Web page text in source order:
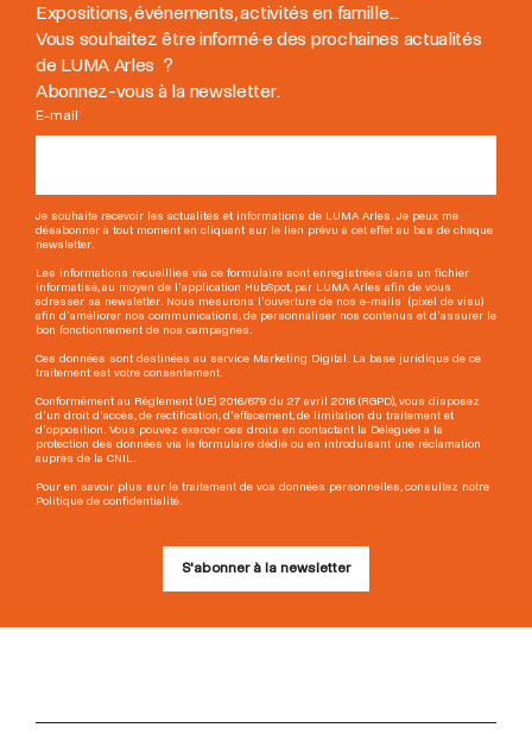
Expositions, événements, activités en famille...
Vous souhaitez être informé·e des prochaines actualités
de LUMA Arles ?
Abonnez-vous à la newsletter.
E-mail *
Je souhaite recevoir les actualités et informations de LUMA Arles. Je peux me
désabonner à tout moment en cliquant sur le lien prévu à cet effet au bas de chaque
newsletter.
Les informations recueillies via ce formulaire sont enregistrées dans un fichier
informatisé, au moyen de l'application HubSpot, par LUMA Arles afin de vous
adresser sa newsletter. Nous mesurons l'ouverture de nos e-mails (pixel de visu)
afin d'améliorer nos communications, de personnaliser nos contenus et d'assurer le
bon fonctionnement de nos campagnes.
Ces données sont destinées au service Marketing Digital. La base juridique de ce
traitement est votre consentement.
Conformément au Règlement (UE) 2016/679 du 27 avril 2016 (RGPD), vous disposez
d'un droit d'accès, de rectification, d'effacement, de limitation du traitement et
d'opposition. Vous pouvez exercer ces droits en contactant la Déléguée à la
protection des données via le formulaire dédié ou en introduisant une réclamation
auprès de la CNIL.
Pour en savoir plus sur le traitement de vos données personnelles, consultez notre
Politique de confidentialité.